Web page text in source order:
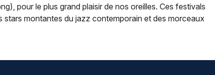
pour le plus grand plaisir de nos oreilles. Ces festivals
stars montantes du jazz contemporain et des morceaux